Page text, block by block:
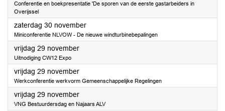
Conferentie en boekpresentatie 'De sporen van de eerste gastarbeiders in
Overijssel
zaterdag 30 november2024
Miniconferentie NLVOW - De nieuwe windturbinebepalingen
vrijdag 29 november2024
Uitnodiging CW12 Expo
vrijdag 29 november2024
Werkconferentie werkvorm Gemeenschappelijke Regelingen
vrijdag 29 november2024
VNG Bestuurdersdag en Najaars ALV